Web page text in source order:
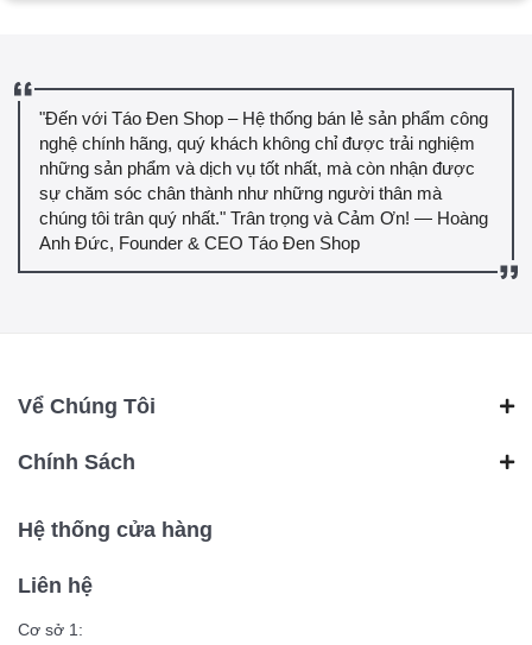
"Đến với Táo Đen Shop – Hệ thống bán lẻ sản phẩm công
nghệ chính hãng, quý khách không chỉ được trải nghiệm
những sản phẩm và dịch vụ tốt nhất, mà còn nhận được
sự chăm sóc chân thành như những người thân mà
chúng tôi trân quý nhất." Trân trọng và Cảm Ơn! — Hoàng
Anh Đức, Founder & CEO Táo Đen Shop
Vể Chúng Tôi
Chính Sách
Hệ thống cửa hàng
Liên hệ
Cơ sở 1: